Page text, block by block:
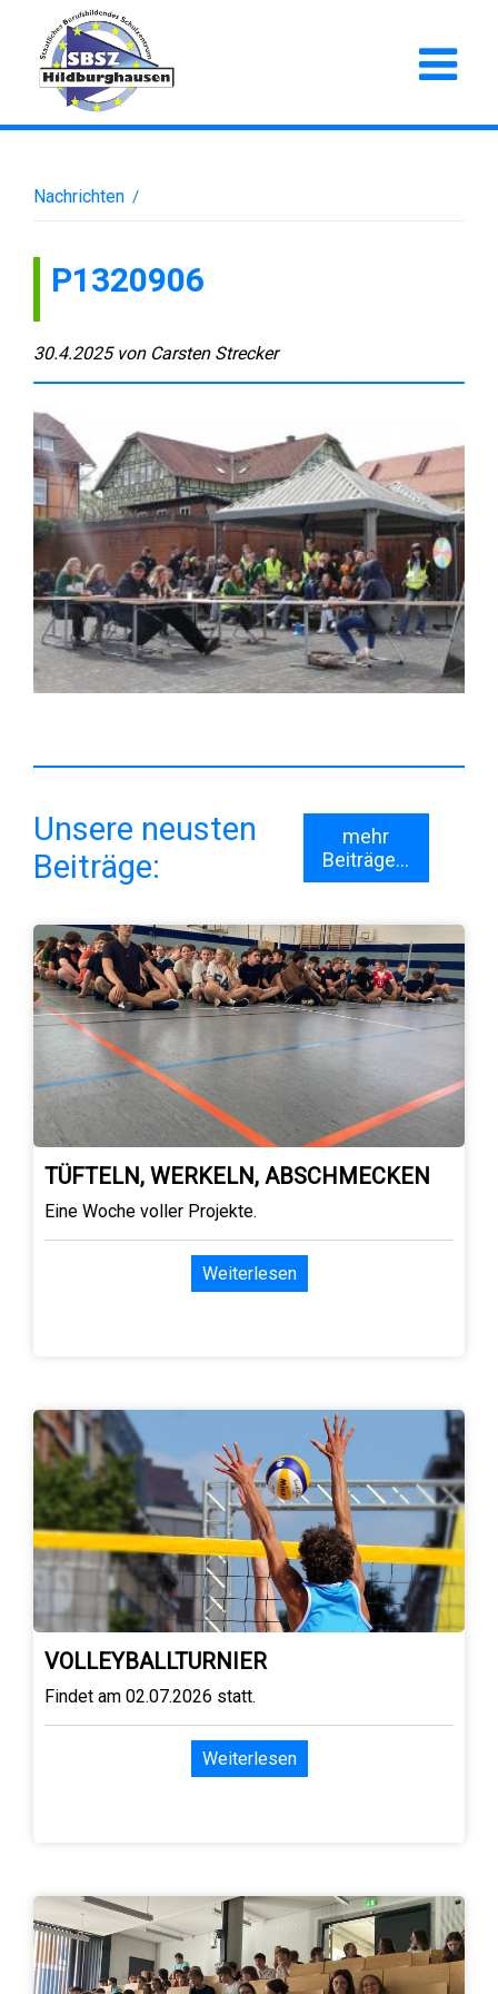
Nachrichten /
P1320906
30.4.2025 von Carsten Strecker
Unsere neusten
Beiträge:
mehr
Beiträge...
TÜFTELN, WERKELN, ABSCHMECKEN
Eine Woche voller Projekte.
Weiterlesen
VOLLEYBALLTURNIER
Findet am 02.07.2026 statt.
Weiterlesen